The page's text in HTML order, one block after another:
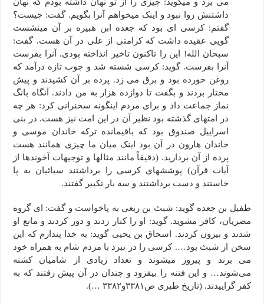
می برد و می­گوید: چیزی را از تو نهان داشته بودم که نهان
داشتنش روا نبود و اینک می­خواهم آنرا بگویم. گفت: چیست؟
گفتم: کرسی ای بود که جعده ابن هبیره بر آن می­نشست
گویی عقیده داشت که کرامتی از علی در آن هست. گفت:
سبحان الله! این را تا­کنون تاخیر انداخته بودی. آنرا بفرست
آنرا بفرست. گوید: کرسی شسته شد و چوب تازه درآمد که
روغن خورده بود و برق می زد. پرده بر آن کشیدند و پیش
مختار بردند و بگفت تا دوازده هزار به من دادند. آنگاه بانگ
نماز جماعت داد و برای مردم اینگونه سخنرانی کرد: هر چه
در امتهای گذشته بود نظیر آن در این امت نیز هست. در بنی
اسراییل صندوق بود که باقیمانده ترکه خاندان موسی و
خاندان هارون در آن بود اینک میان ما چیزی همانند هست
پرده از آن بردارید. (دقیقاً مانند مثالها و توجیهات آخوندها از
آیات قرآن) پوششهای کرسی را برداشتند سبائیان به پا
خاستند و دست برداشتند و سه بار تکبیر گفتند.
طفیل بن جعده گوید: شبث بن ربعی به پاخواست و گفت: ای گروه
مضریان، کافر مشوید. گوید: او را کنار زدند و دور کردند و مانع او
شدند و بیرون کردند. اسحاق بن یحیی گوید: به خدا پندارم که این
سخن از شبث بود…. کرسی را در نبرد با مردم شام به همراه خود
می برند و پیروز می­شوند و تعداد زیادی از شامیان کشته
می‌شوند… و این فتنه را بیفزود و چندان در آن پیش رفتند که به
کفر گراییدند. (تاریخ طبری ص۳۳۸۱و۳۳۸۲ …).